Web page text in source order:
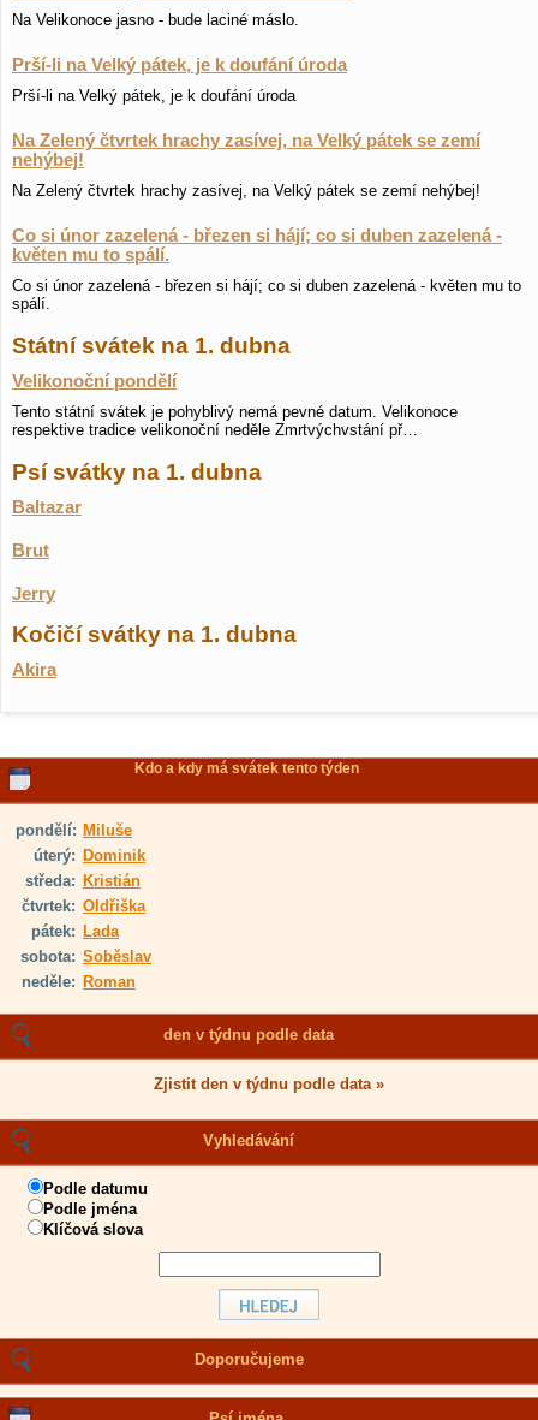
Na Velikonoce jasno - bude laciné máslo.
Prší-li na Velký pátek, je k doufání úroda
Prší-li na Velký pátek, je k doufání úroda
Na Zelený čtvrtek hrachy zasívej, na Velký pátek se zemí
nehýbej!
Na Zelený čtvrtek hrachy zasívej, na Velký pátek se zemí nehýbej!
Co si únor zazelená - březen si hájí; co si duben zazelená -
květen mu to spálí.
Co si únor zazelená - březen si hájí; co si duben zazelená - květen mu to
spálí.
Státní svátek na 1. dubna
Velikonoční pondělí
Tento státní svátek je pohyblivý nemá pevné datum. Velikonoce
respektive tradice velikonoční neděle Zmrtvýchvstání př…
Psí svátky na 1. dubna
Baltazar
Brut
Jerry
Kočičí svátky na 1. dubna
Akira
Kdo a kdy má svátek tento týden
pondělí: Miluše
úterý: Dominik
středa: Kristián
čtvrtek: Oldřiška
pátek: Lada
sobota: Soběslav
neděle: Roman
den v týdnu podle data
Zjistit den v týdnu podle data »
Vyhledávání
Podle datumu
Podle jména
Klíčová slova
Doporučujeme